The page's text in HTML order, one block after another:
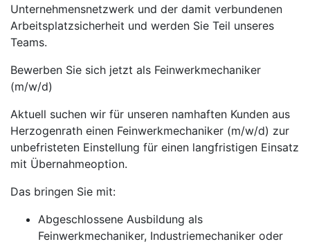
Unternehmensnetzwerk und der damit verbundenen
Arbeitsplatzsicherheit und werden Sie Teil unseres
Teams.
Bewerben Sie sich jetzt als Feinwerkmechaniker
(m/w/d)
Aktuell suchen wir für unseren namhaften Kunden aus
Herzogenrath einen Feinwerkmechaniker (m/w/d) zur
unbefristeten Einstellung für einen langfristigen Einsatz
mit Übernahmeoption.
Das bringen Sie mit:
Abgeschlossene Ausbildung als
Feinwerkmechaniker, Industriemechaniker oder